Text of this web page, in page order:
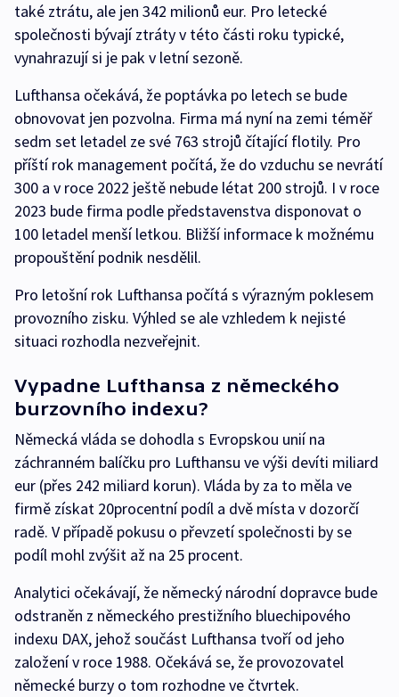
také ztrátu, ale jen 342 milionů eur. Pro letecké
společnosti bývají ztráty v této části roku typické,
vynahrazují si je pak v letní sezoně.
Lufthansa očekává, že poptávka po letech se bude
obnovovat jen pozvolna. Firma má nyní na zemi téměř
sedm set letadel ze své 763 strojů čítající flotily. Pro
příští rok management počítá, že do vzduchu se nevrátí
300 a v roce 2022 ještě nebude létat 200 strojů. I v roce
2023 bude firma podle představenstva disponovat o
100 letadel menší letkou. Bližší informace k možnému
propouštění podnik nesdělil.
Pro letošní rok Lufthansa počítá s výrazným poklesem
provozního zisku. Výhled se ale vzhledem k nejisté
situaci rozhodla nezveřejnit.
Vypadne Lufthansa z německého
burzovního indexu?
Německá vláda se dohodla s Evropskou unií na
záchranném balíčku pro Lufthansu ve výši devíti miliard
eur (přes 242 miliard korun). Vláda by za to měla ve
firmě získat 20procentní podíl a dvě místa v dozorčí
radě. V případě pokusu o převzetí společnosti by se
podíl mohl zvýšit až na 25 procent.
Analytici očekávají, že německý národní dopravce bude
odstraněn z německého prestižního bluechipového
indexu DAX, jehož součást Lufthansa tvoří od jeho
založení v roce 1988. Očekává se, že provozovatel
německé burzy o tom rozhodne ve čtvrtek.